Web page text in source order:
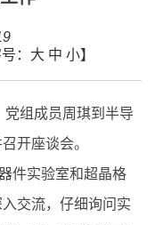
： 大 中 小】
党组成员周琪到半导
开座谈会。
件实验室和超晶格
交流，仔细询问实